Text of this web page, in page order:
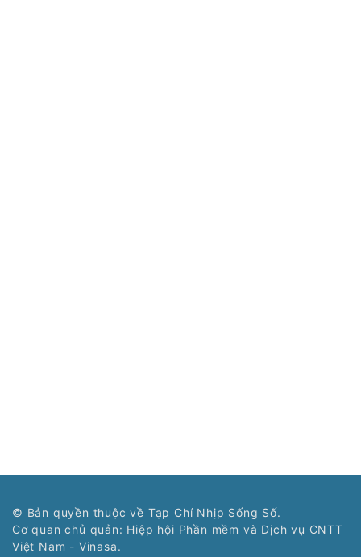
© Bản quyền thuộc về Tạp Chí Nhịp Sống Số.
Cơ quan chủ quản: Hiệp hội Phần mềm và Dịch vụ CNTT
Việt Nam - Vinasa.